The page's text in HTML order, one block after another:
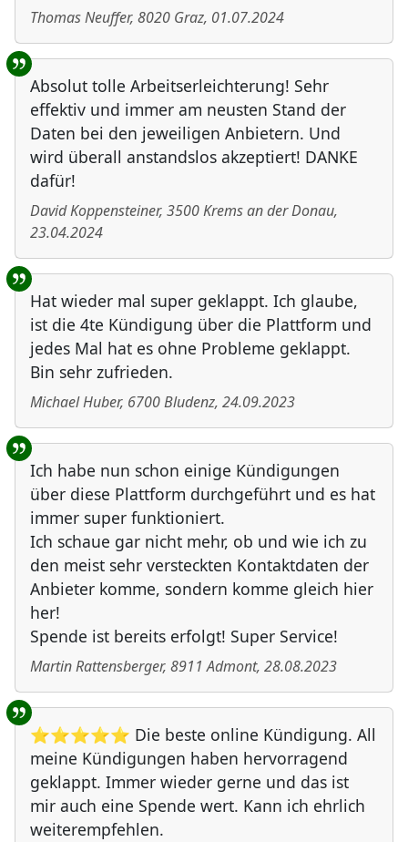
Thomas Neuffer, 8020 Graz, 01.07.2024
Absolut tolle Arbeitserleichterung! Sehr
effektiv und immer am neusten Stand der
Daten bei den jeweiligen Anbietern. Und
wird überall anstandslos akzeptiert! DANKE
dafür!
David Koppensteiner, 3500Krems an der Donau,
23.04.2024
Hat wieder mal super geklappt. Ich glaube,
ist die 4te Kündigung über die Plattform und
jedes Mal hat es ohne Probleme geklappt.
Bin sehr zufrieden.
Michael Huber, 6700Bludenz, 24.09.2023
Ich habe nun schon einige Kündigungen
über diese Plattform durchgeführt und es hat
immer super funktioniert.
Ich schaue gar nicht mehr, ob und wie ich zu
den meist sehr versteckten Kontaktdaten der
Anbieter komme, sondern komme gleich hier
her!
Spende ist bereits erfolgt! Super Service!
Martin Rattensberger, 8911 Admont, 28.08.2023
⭐⭐⭐⭐⭐ Die beste online Kündigung. All
meine Kündigungen haben hervorragend
geklappt. Immer wieder gerne und das ist
mir auch eine Spende wert. Kann ich ehrlich
weiterempfehlen.